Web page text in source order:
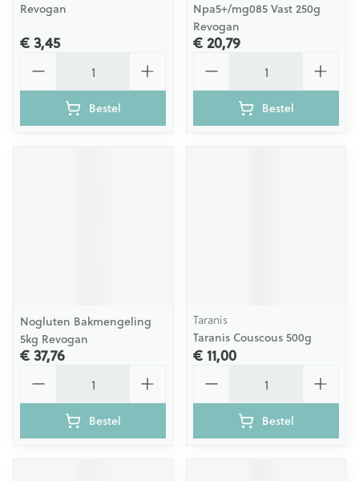
Revogan
€ 3,45
Bestel
Npa5+/mg085 Vast 250g
Revogan
€ 20,79
Bestel
Nogluten Bakmengeling
5kg Revogan
€ 37,76
Bestel
Taranis
Taranis Couscous 500g
€ 11,00
Bestel